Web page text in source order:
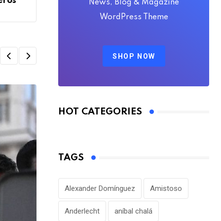
News, Blog & Magazine
WordPress Theme
SHOP NOW
HOT CATEGORIES
TAGS
Alexander Domínguez Amistoso
Anderlecht aníbal chalá